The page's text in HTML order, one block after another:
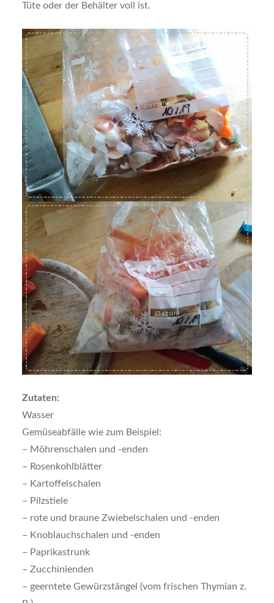
Tüte oder der Behälter voll ist.
Zutaten:
Wasser
Gemüseabfälle wie zum Beispiel:
– Möhrenschalen und -enden
– Rosenkohlblätter
– Kartoffelschalen
– Pilzstiele
– rote und braune Zwiebelschalen und -enden
– Knoblauchschalen und -enden
– Paprikastrunk
– Zucchinienden
– geerntete Gewürzstängel (vom frischen Thymian z.